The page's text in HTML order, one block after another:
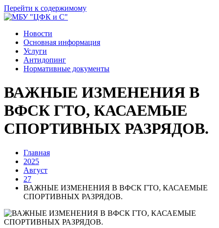
Перейти к содержимому
Новости
Основная информация
Услуги
Антидопинг
Нормативные документы
ВАЖНЫЕ ИЗМЕНЕНИЯ В
ВФСК ГТО, КАСАЕМЫЕ
СПОРТИВНЫХ РАЗРЯДОВ.
Главная
2025
Август
27
ВАЖНЫЕ ИЗМЕНЕНИЯ В ВФСК ГТО, КАСАЕМЫЕ
СПОРТИВНЫХ РАЗРЯДОВ.